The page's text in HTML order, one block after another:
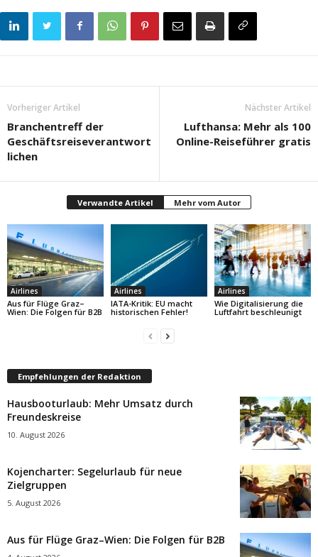
Vorheriger Artikel
Branchentreff der
Geschäftsreiseverantwort
lichen
Nächster Artikel
Lufthansa: Mehr als 100
Online-Reiseführer gratis
Verwandte Artikel Mehr vom Autor
Airlines
Aus für Flüge Graz–
Wien: Die Folgen für B2B
Airlines
IATA-Kritik: EU macht
historischen Fehler!
Airlines
Wie Digitalisierung die
Luftfahrt beschleunigt
Empfehlungen der Redaktion
Hausbooturlaub: Mehr Umsatz durch
Freundeskreise
10. August 2026
Kojencharter: Segelurlaub für neue
Zielgruppen
5. August 2026
Aus für Flüge Graz–Wien: Die Folgen für B2B